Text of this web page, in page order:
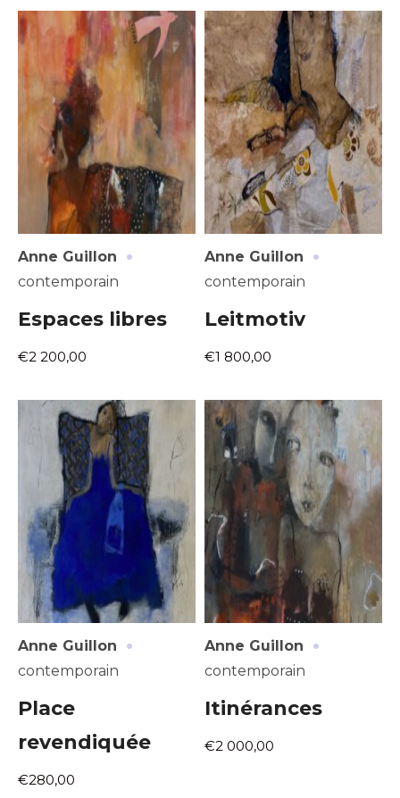
Adresse email*
Statut / Organisation
J'accepte lestermes et conditions
* Champ obligatoire
Adresse email*
Prénom
Statut / Organisation
J'accepte les termes et conditions
* Champ obligatoire
Anne Guillon ·
contemporain
Espaces libres
€2 200,00
Anne Guillon ·
contemporain
Leitmotiv
€1 800,00
Anne Guillon ·
contemporain
Place
revendiquée
€280,00
Anne Guillon ·
contemporain
Itinérances
€2 000,00